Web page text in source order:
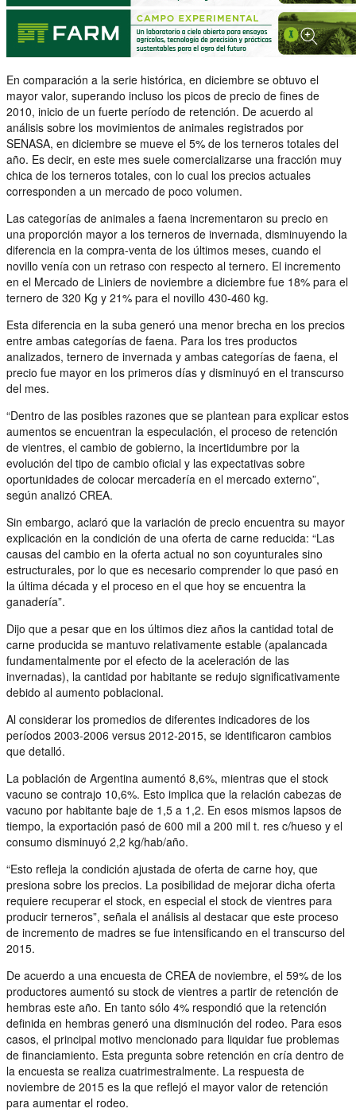
En comparación a la serie histórica, en diciembre se obtuvo el
mayor valor, superando incluso los picos de precio de fines de
2010, inicio de un fuerte período de retención. De acuerdo al
análisis sobre los movimientos de animales registrados por
SENASA, en diciembre se mueve el 5% de los terneros totales del
año. Es decir, en este mes suele comercializarse una fracción muy
chica de los terneros totales, con lo cual los precios actuales
corresponden a un mercado de poco volumen.
Las categorías de animales a faena incrementaron su precio en
una proporción mayor a los terneros de invernada, disminuyendo la
diferencia en la compra-venta de los últimos meses, cuando el
novillo venía con un retraso con respecto al ternero. El incremento
en el Mercado de Liniers de noviembre a diciembre fue 18% para el
ternero de 320 Kg y 21% para el novillo 430-460 kg.
Esta diferencia en la suba generó una menor brecha en los precios
entre ambas categorías de faena. Para los tres productos
analizados, ternero de invernada y ambas categorías de faena, el
precio fue mayor en los primeros días y disminuyó en el transcurso
del mes.
“Dentro de las posibles razones que se plantean para explicar estos
aumentos se encuentran la especulación, el proceso de retención
de vientres, el cambio de gobierno, la incertidumbre por la
evolución del tipo de cambio oficial y las expectativas sobre
oportunidades de colocar mercadería en el mercado externo”,
según analizó CREA.
Sin embargo, aclaró que la variación de precio encuentra su mayor
explicación en la condición de una oferta de carne reducida: “Las
causas del cambio en la oferta actual no son coyunturales sino
estructurales, por lo que es necesario comprender lo que pasó en
la última década y el proceso en el que hoy se encuentra la
ganadería”.
Dijo que a pesar que en los últimos diez años la cantidad total de
carne producida se mantuvo relativamente estable (apalancada
fundamentalmente por el efecto de la aceleración de las
invernadas), la cantidad por habitante se redujo significativamente
debido al aumento poblacional.
Al considerar los promedios de diferentes indicadores de los
períodos 2003-2006 versus 2012-2015, se identificaron cambios
que detalló.
La población de Argentina aumentó 8,6%, mientras que el stock
vacuno se contrajo 10,6%. Esto implica que la relación cabezas de
vacuno por habitante baje de 1,5 a 1,2. En esos mismos lapsos de
tiempo, la exportación pasó de 600 mil a 200 mil t. res c/hueso y el
consumo disminuyó 2,2 kg/hab/año.
“Esto refleja la condición ajustada de oferta de carne hoy, que
presiona sobre los precios. La posibilidad de mejorar dicha oferta
requiere recuperar el stock, en especial el stock de vientres para
producir terneros”, señala el análisis al destacar que este proceso
de incremento de madres se fue intensificando en el transcurso del
2015.
De acuerdo a una encuesta de CREA de noviembre, el 59% de los
productores aumentó su stock de vientres a partir de retención de
hembras este año. En tanto sólo 4% respondió que la retención
definida en hembras generó una disminución del rodeo. Para esos
casos, el principal motivo mencionado para liquidar fue problemas
de financiamiento. Esta pregunta sobre retención en cría dentro de
la encuesta se realiza cuatrimestralmente. La respuesta de
noviembre de 2015 es la que reflejó el mayor valor de retención
para aumentar el rodeo.